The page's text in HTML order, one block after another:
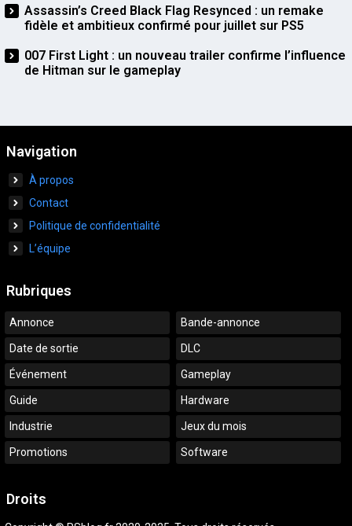
Assassin’s Creed Black Flag Resynced : un remake
fidèle et ambitieux confirmé pour juillet sur PS5
007 First Light : un nouveau trailer confirme l’influence
de Hitman sur le gameplay
Navigation
À propos
Contact
Politique de confidentialité
L’équipe
Rubriques
Annonce Bande-annonce
Date de sortie DLC
Événement Gameplay
Guide Hardware
Industrie Jeux du mois
Promotions Software
Droits